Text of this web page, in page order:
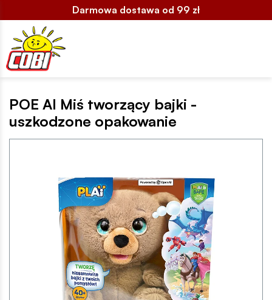
Darmowa dostawa od 99 zł
POE AI Miś tworzący bajki -
uszkodzone opakowanie